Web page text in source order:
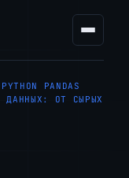
PANDAS
ДАННЫХ: ОТ СЫРЫХ